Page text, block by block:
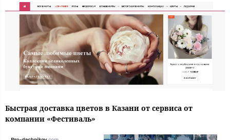
Быстрая доставка цветов в Казани от сервиса от
компании «Фестиваль»